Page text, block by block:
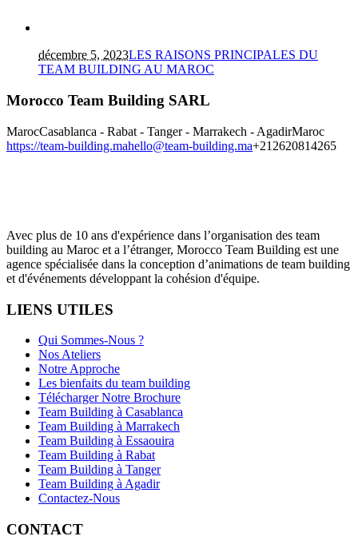
décembre 5, 2023LES RAISONS PRINCIPALES DU
TEAM BUILDING AU MAROC
Morocco Team Building SARL
MarocCasablanca - Rabat - Tanger - Marrakech - AgadirMaroc
https://team-building.mahello@team-building.ma+212620814265
Avec plus de 10 ans d'expérience dans l’organisation des team
building au Maroc et a l’étranger, Morocco Team Building est une
agence spécialisée dans la conception d’animations de team building
et d'événements développant la cohésion d'équipe.
LIENS UTILES
Qui Sommes-Nous ?
Nos Ateliers
Notre Approche
Les bienfaits du team building
Télécharger Notre Brochure
Team Building à Casablanca
Team Building à Marrakech
Team Building à Essaouira
Team Building à Rabat
Team Building à Tanger
Team Building à Agadir
Contactez-Nous
CONTACT